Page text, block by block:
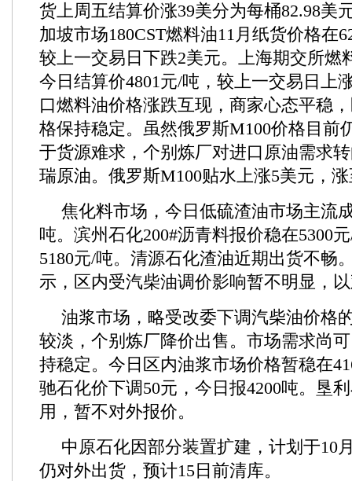
货上周五结算价涨39美分为每桶82.98美
加坡市场180CST燃料油11月纸货价格在
较上一交易日下跌2美元。上海期交所燃
今日结算价4801元/吨，较上一交易日上
口燃料油价格涨跌互现，商家心态平稳
格保持稳定。虽然俄罗斯M100价格目前
于货源难求，个别炼厂对进口原油需求
瑞原油。俄罗斯M100贴水上涨5美元，
焦化料市场，今日低硫渣油市场主流
吨。滨州石化200#沥青料报价稳在5300
5180元/吨。清源石化渣油近期出货不畅
示，区内受汽柴油调价影响暂不明显，
油浆市场，略受改委下调汽柴油价格
较淡，个别炼厂降价出售。市场需求尚
持稳定。今日区内油浆市场价格暂稳在
驰石化价下调50元，今日报4200吨。垦
用，暂不对外报价。
中原石化因部分装置扩建，计划于10
仍对外出货，预计15日前清库。